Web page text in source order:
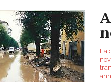
La